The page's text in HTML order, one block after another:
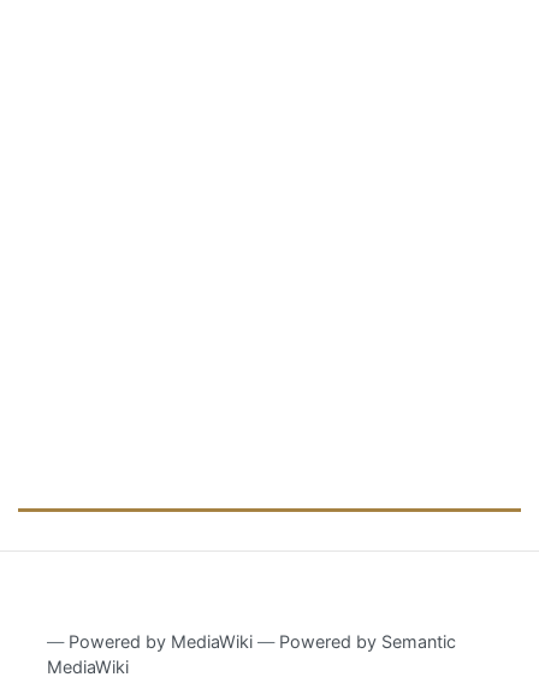
― Powered by MediaWiki ― Powered by Semantic
MediaWiki